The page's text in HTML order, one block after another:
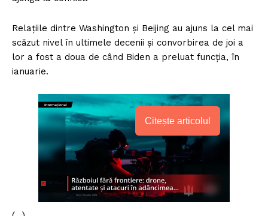
Relaţiile dintre Washington şi Beijing au ajuns la cel mai
scăzut nivel în ultimele decenii şi convorbirea de joi a
lor a fost a doua de când Biden a preluat funcţia, în
ianuarie.
Citește articolul